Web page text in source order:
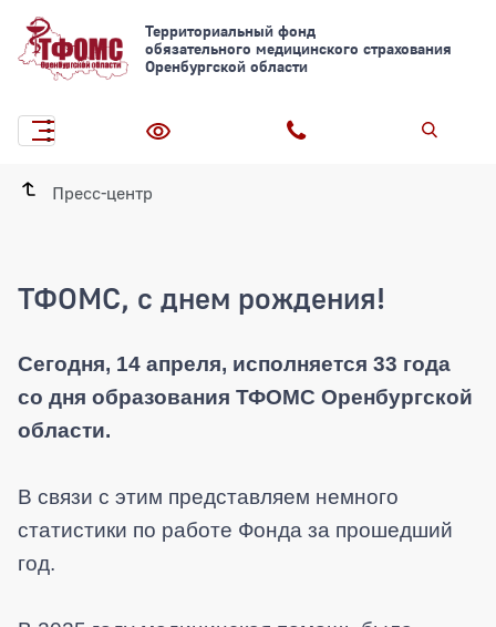
Территориальный фонд
обязательного медицинского страхования
Оренбургской области
Пресс-центр
ТФОМС, с днем рождения!
Сегодня, 14 апреля, исполняется 33 года
со дня образования ТФОМС Оренбургской
области.
В связи с этим представляем немного
статистики по работе Фонда за прошедший
год.